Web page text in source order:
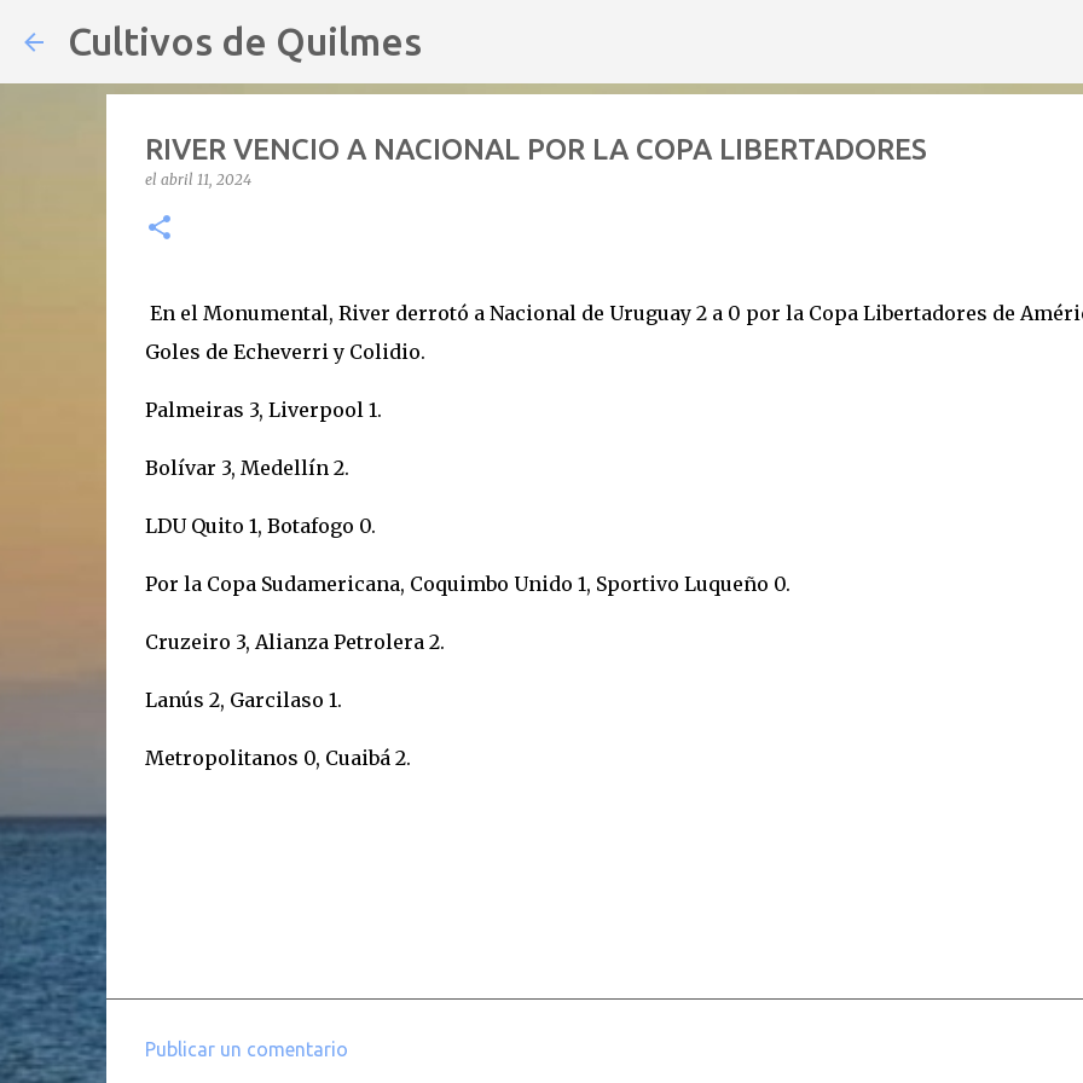
Cultivos de Quilmes
RIVER VENCIO A NACIONAL POR LA COPA LIBERTADORES
el abril 11, 2024
En el Monumental, River derrotó a Nacional de Uruguay 2 a 0 por la Copa Libertadores de
Goles de Echeverri y Colidio.
Palmeiras 3, Liverpool 1.
Bolívar 3, Medellín 2.
LDU Quito 1, Botafogo 0.
Por la Copa Sudamericana, Coquimbo Unido 1, Sportivo Luqueño 0.
Cruzeiro 3, Alianza Petrolera 2.
Lanús 2, Garcilaso 1.
Metropolitanos 0, Cuaibá 2.
Publicar un comentario